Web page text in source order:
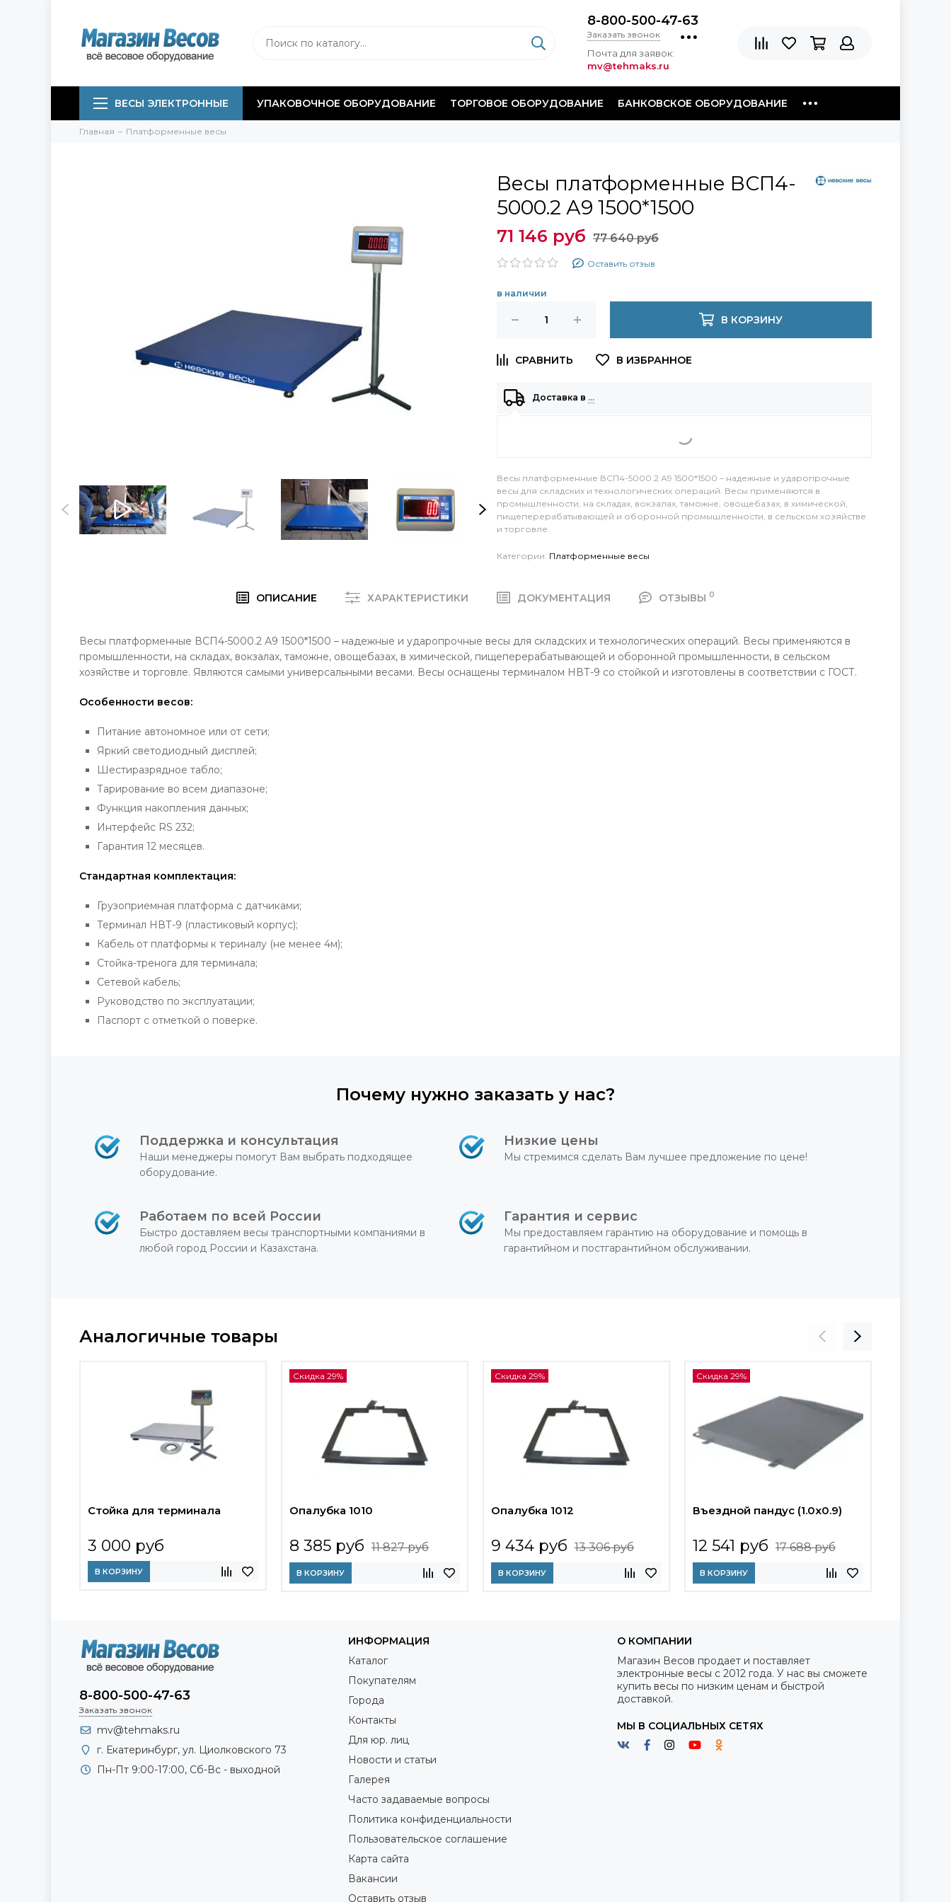
8-800-500-47-63
Заказать звонок
Почта для заявок:
mv@tehmaks.ru
ВЕСЫ ЭЛЕКТРОННЫЕ УПАКОВОЧНОЕ ОБОРУДОВАНИЕ ТОРГОВОЕ ОБОРУДОВАНИЕ БАНКОВСКОЕ ОБОРУДОВАНИЕ
Главная Платформенные весы
Весы платформенные ВСП4-
5000.2 А9 1500*1500
71 146 руб 77 640 руб
Оставить отзыв
в наличии
В КОРЗИНУ
Доставка в …
Весы платформенные ВСП4-5000.2 А9 1500*1500 – надежные и ударопрочные
весы для складских и технологических операций. Весы применяются в
промышленности, на складах, вокзалах, таможне, овощебазах, в химической,
пищеперерабатывающей и оборонной промышленности, в сельском хозяйстве
и торговле.
Категории: Платформенные весы
ОПИСАНИЕ ХАРАКТЕРИСТИКИ ДОКУМЕНТАЦИЯ ОТЗЫВЫ 0
Весы платформенные ВСП4-5000.2 А9 1500*1500 – надежные и ударопрочные весы для складских и технологических операций. Весы применяются в
промышленности, на складах, вокзалах, таможне, овощебазах, в химической, пищеперерабатывающей и оборонной промышленности, в сельском
хозяйстве и торговле. Являются самыми универсальными весами. Весы оснащены терминалом НВТ-9 со стойкой и изготовлены в соответствии с ГОСТ.
Особенности весов:
Питание автономное или от сети;
Яркий светодиодный дисплей;
Шестиразрядное табло;
Тарирование во всем диапазоне;
Функция накопления данных;
Интерфейс RS 232;
Гарантия 12 месяцев.
Стандартная комплектация:
Грузоприемная платформа с датчиками;
Терминал НВТ-9 (пластиковый корпус);
Кабель от платформы к териналу (не менее 4м);
Стойка-тренога для терминала;
Сетевой кабель;
Руководство по эксплуатации;
Паспорт с отметкой о поверке.
Почему нужно заказать у нас?
Поддержка и консультация
Наши менеджеры помогут Вам выбрать подходящее
оборудование.
Низкие цены
Мы стремимся сделать Вам лучшее предложение по цене!
Работаем по всей России
Быстро доставляем весы транспортными компаниями в
любой город России и Казахстана.
Гарантия и сервис
Мы предоставляем гарантию на оборудование и помощь в
гарантийном и постгарантийном обслуживании.
Аналогичные товары
Стойка для терминала
3 000 руб
В КОРЗИНУ
Скидка 29%
Опалубка 1010
8 385 руб 11 827 руб
В КОРЗИНУ
Скидка 29%
Опалубка 1012
9 434 руб 13 306 руб
В КОРЗИНУ
Скидка 29%
Въездной пандус (1.0x0.9)
12 541 руб 17 688 руб
В КОРЗИНУ
8-800-500-47-63
Заказать звонок
mv@tehmaks.ru
г. Екатеринбург, ул. Циолковского 73
Пн-Пт 9:00-17:00, Сб-Вс - выходной
ИНФОРМАЦИЯ
Каталог
Покупателям
Города
Контакты
Для юр. лиц
Новости и статьи
Галерея
Часто задаваемые вопросы
Политика конфиденциальности
Пользовательское соглашение
Карта сайта
Вакансии
Оставить отзыв
О КОМПАНИИ
Магазин Весов продает и поставляет
электронные весы с 2012 года. У нас вы сможете
купить весы по низким ценам и быстрой
доставкой.
МЫ В СОЦИАЛЬНЫХ СЕТЯХ